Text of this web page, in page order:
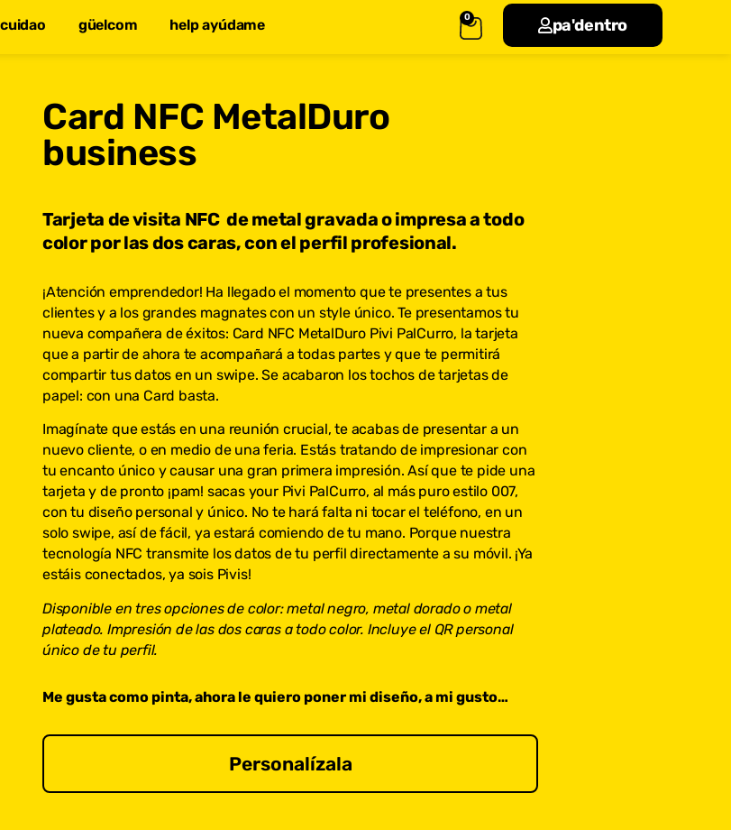
güelcom help ayúdame 0 pa'dentro
Card NFC MetalDuro
business
Tarjeta de visita NFC de metal gravada o impresa a todo
color por las dos caras, con el perfil profesional.
¡Atención emprendedor! Ha llegado el momento que te presentes a tus
clientes y a los grandes magnates con un style único. Te presentamos tu
nueva compañera de éxitos: Card NFC MetalDuro Pivi PalCurro, la tarjeta
que a partir de ahora te acompañará a todas partes y que te permitirá
compartir tus datos en un swipe. Se acabaron los tochos de tarjetas de
papel: con una Card basta.
Imagínate que estás en una reunión crucial, te acabas de presentar a un
nuevo cliente, o en medio de una feria. Estás tratando de impresionar con
tu encanto único y causar una gran primera impresión. Así que te pide una
tarjeta y de pronto ¡pam! sacas your Pivi PalCurro, al más puro estilo 007,
con tu diseño personal y único. No te hará falta ni tocar el teléfono, en un
solo swipe, así de fácil, ya estará comiendo de tu mano. Porque nuestra
tecnología NFC transmite los datos de tu perfil directamente a su móvil. ¡Ya
estáis conectados, ya sois Pivis!
Disponible en tres opciones de color: metal negro, metal dorado o metal
plateado. Impresión de las dos caras a todo color. Incluye el QR personal
único de tu perfil.
Me gusta como pinta, ahora le quiero poner mi diseño, a mi gusto…
Personalízala